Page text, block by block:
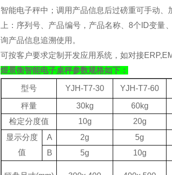
智能电子秤中；调用产品信息后过磅重可手动
上：序列号、产品编号，产品名称、8个ID变
询产品信息追溯使用。
可按客户要求定制开发应用系统，如对接
煜景衡智能电子桌秤参数规格如下：
型号 YJH-T7-30 YJH-T7-60
秤量 30kg 60kg
检定分度值
10g 20g
显示分度
值
A 2g 5g
B
5g 10g